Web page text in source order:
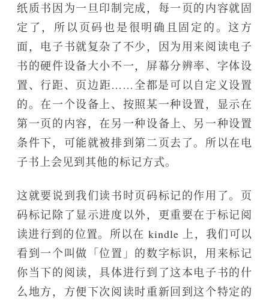
纸质书因为一旦印制完成，每一页的内容就固
定了，所以页码也是很明确且固定的。这方
面，电子书就复杂了不少，因为用来阅读电子
书的硬件设备大小不一，屏幕分辨率、字体设
置、行距、页边距……全都是可以自定义设置
的。在一个设备上、按照某一种设置，显示在
第一页的内容，在另一种设备上、另一种设置
条件下，可能就被排到第二页去了。所以在电
子书上会见到其他的标记方式。
这就要说到我们读书时页码标记的作用了。页
码标记除了显示进度以外，更重要在于标记阅
读进行到的位置。所以在 kindle 上，我们可以
看到一个叫做「位置」的数字标识，用来标记
你当下的阅读，具体进行到了这本电子书的什
么地方，方便下次阅读时重新回到这个特定的